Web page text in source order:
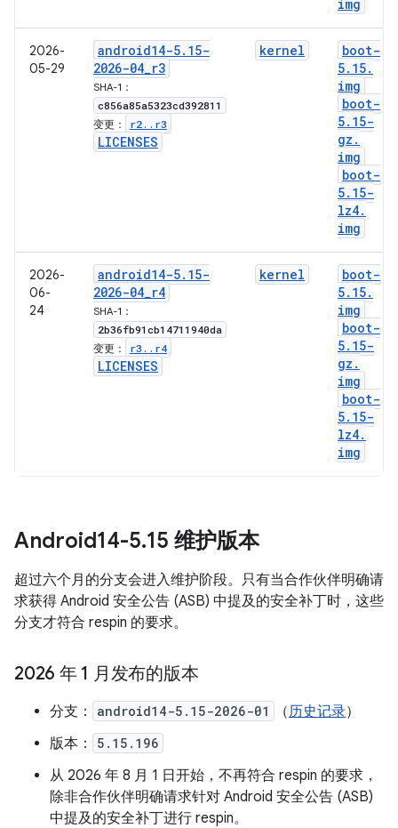
img
2026-
05-29
android14-5. 15-
2026-04_r3
SHA-1：
c856a85a5323cd392811
变更： r2. . r3
LICENSES
kernel
boot-
5. 15.
img
boot-
5. 15-
gz .
img
boot-
5. 15-
lz4.
img
2026-
06-
24
android14-5. 15-
2026-04_r4
SHA-1：
2b36fb91cb14711940da
变更： r3 . . r4
LICENSES
kernel
boot-
5. 15.
img
boot-
5. 15-
gz .
img
boot-
5. 15-
lz4.
img
Android14-5.15 维护版本
超过六个月的分支会进入维护阶段。只有当合作伙伴明确请
求获得 Android 安全公告 (ASB) 中提及的安全补丁时，这些
分支才符合 respin 的要求。
2026 年 1 月发布的版本
分支： android14-5.15-2026-01 （历史记录）
版本：
5.15.196
从 2026 年 8 月 1 日开始，不再符合 respin 的要求，
除非合作伙伴明确请求针对 Android 安全公告 (ASB)
中提及的安全补丁进行 respin。